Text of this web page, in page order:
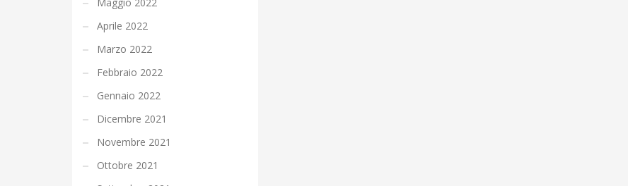
Aprile 2022
Marzo 2022
Febbraio 2022
Gennaio 2022
Dicembre 2021
Novembre 2021
Ottobre 2021